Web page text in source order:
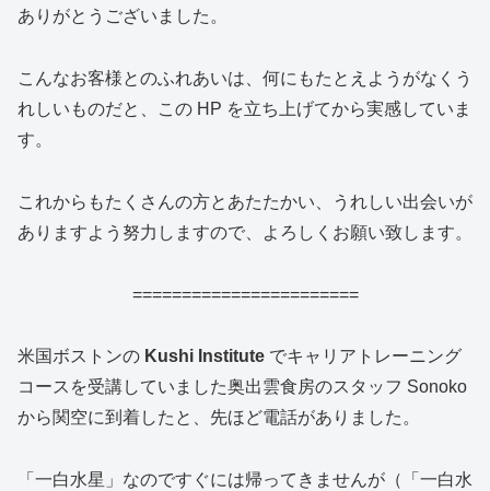
ありがとうございました。
こんなお客様とのふれあいは、何にもたとえようがなくう
れしいものだと、この HP を立ち上げてから実感していま
す。
これからもたくさんの方とあたたかい、うれしい出会いが
ありますよう努力しますので、よろしくお願い致します。
=======================
米国ボストンの Kushi Institute でキャリアトレーニング
コースを受講していました奥出雲食房のスタッフ Sonoko
から関空に到着したと、先ほど電話がありました。
「一白水星」なのですぐには帰ってきませんが（「一白水